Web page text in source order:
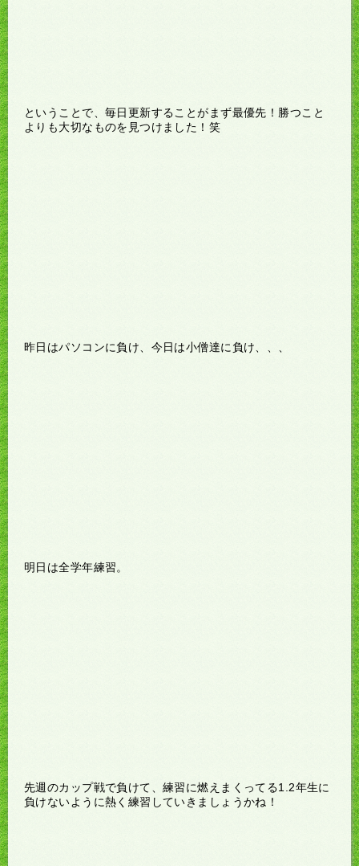
ということで、毎日更新することがまず最優先！勝つこと
よりも大切なものを見つけました！笑
昨日はパソコンに負け、今日は小僧達に負け、、、
明日は全学年練習。
先週のカップ戦で負けて、練習に燃えまくってる1.2年生に
負けないように熱く練習していきましょうかね！